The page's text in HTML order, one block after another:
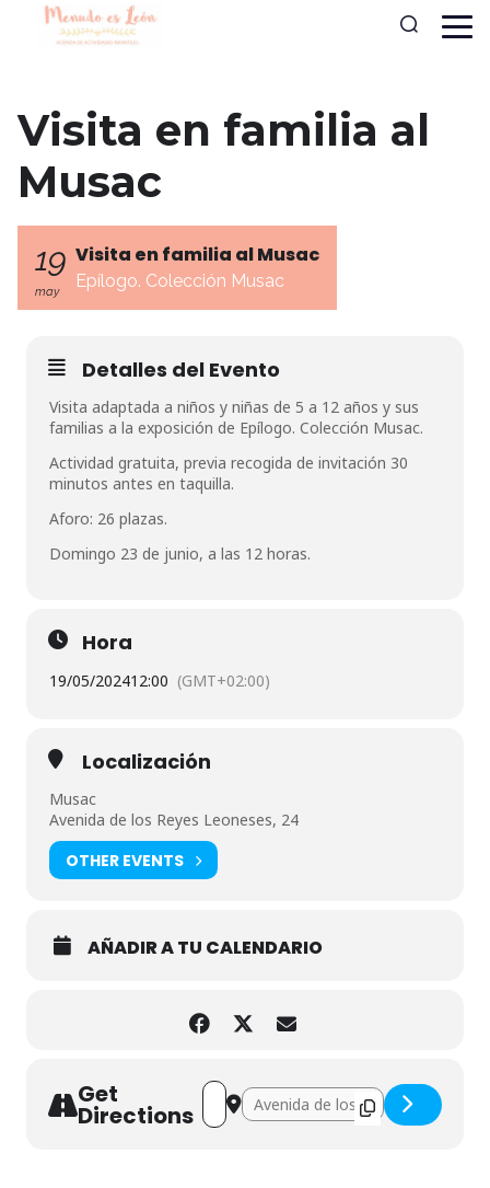
Visita en familia al
Musac
19
may
Visita en familia al Musac
Epílogo. Colección Musac
Detalles del Evento
Visita adaptada a niños y niñas de 5 a 12 años y sus
familias a la exposición de Epílogo. Colección Musac.
Actividad gratuita, previa recogida de invitación 30
minutos antes en taquilla.
Aforo: 26 plazas.
Domingo 23 de junio, a las 12 horas.
Hora
19/05/202412:00 (GMT+02:00)
Localización
Musac
Avenida de los Reyes Leoneses, 24
OTHER EVENTS
AÑADIR A TU CALENDARIO
Get
Directions
Address - Visita en familia al Musac []
Destination Address - Visita en